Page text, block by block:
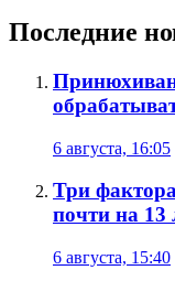
Последние
6 августа, 16:05
Три
почти на 13
6 августа, 15:40